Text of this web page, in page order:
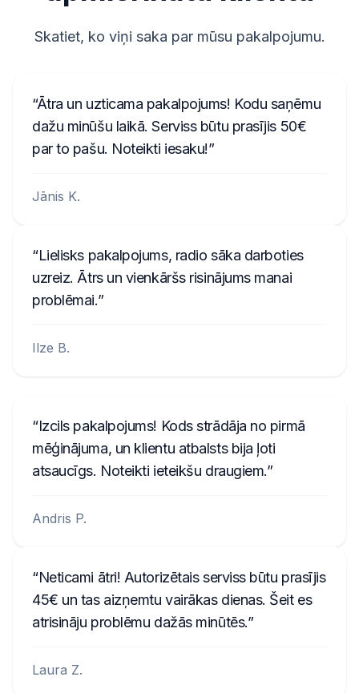
2210AH0W1507123
C70000001234
Skatiet, ko viņi saka par mūsu pakalpojumu.
Ātra un uzticama pakalpojums! Kodu saņēmu
dažu minūšu laikā. Serviss būtu prasījis 50€
par to pašu. Noteikti iesaku!
Jānis K.
Lielisks pakalpojums, radio sāka darboties
uzreiz. Ātrs un vienkāršs risinājums manai
problēmai.
Ilze B.
Izcils pakalpojums! Kods strādāja no pirmā
mēģinājuma, un klientu atbalsts bija ļoti
atsaucīgs. Noteikti ieteikšu draugiem.
Andris P.
Neticami ātri! Autorizētais serviss būtu prasījis
45€ un tas aizņemtu vairākas dienas. Šeit es
atrisināju problēmu dažās minūtēs.
Laura Z.